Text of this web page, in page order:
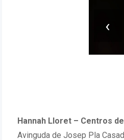
‹
Hannah Lloret – Centros
Avinguda de Josep Pla